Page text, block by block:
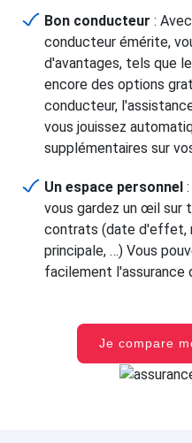
Bon conducteur :
conducteur émérite,
d'avantages, tels que
encore des options
conducteur,
vous jouissez
supplémentaires sur
Un espace personnel
vous gardez un œil sur
contrats (date d'effet,
principale, …) Vous
facilement l'assurance
Je compare